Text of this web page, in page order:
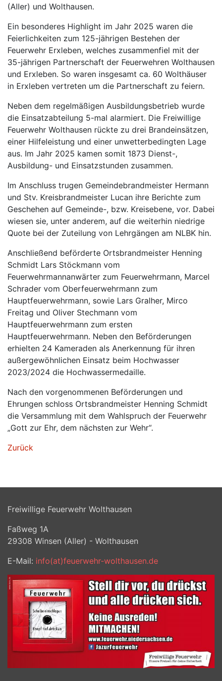
(Aller) und Wolthausen.
Ein besonderes Highlight im Jahr 2025 waren die
Feierlichkeiten zum 125-jährigen Bestehen der
Feuerwehr Erxleben, welches zusammenfiel mit der
35-jährigen Partnerschaft der Feuerwehren Wolthausen
und Erxleben. So waren insgesamt ca. 60 Wolthäuser
in Erxleben vertreten um die Partnerschaft zu feiern.
Neben dem regelmäßigen Ausbildungsbetrieb wurde
die Einsatzabteilung 5-mal alarmiert. Die Freiwillige
Feuerwehr Wolthausen rückte zu drei Brandeinsätzen,
einer Hilfeleistung und einer unwetterbedingten Lage
aus. Im Jahr 2025 kamen somit 1873 Dienst-,
Ausbildung- und Einsatzstunden zusammen.
Im Anschluss trugen Gemeindebrandmeister Hermann
und Stv. Kreisbrandmeister Lucan ihre Berichte zum
Geschehen auf Gemeinde-, bzw. Kreisebene, vor. Dabei
wiesen sie, unter anderem, auf die weiterhin niedrige
Quote bei der Zuteilung von Lehrgängen am NLBK hin.
Anschließend beförderte Ortsbrandmeister Henning
Schmidt Lars Stöckmann vom
Feuerwehrmannanwärter zum Feuerwehrmann, Marcel
Schrader vom Oberfeuerwehrmann zum
Hauptfeuerwehrmann, sowie Lars Gralher, Mirco
Freitag und Oliver Stechmann vom
Hauptfeuerwehrmann zum ersten
Hauptfeuerwehrmann. Neben den Beförderungen
erhielten 24 Kameraden als Anerkennung für ihren
außergewöhnlichen Einsatz beim Hochwasser
2023/2024 die Hochwassermedaille.
Nach den vorgenommenen Beförderungen und
Ehrungen schloss Ortsbrandmeister Henning Schmidt
die Versammlung mit dem Wahlspruch der Feuerwehr
„Gott zur Ehr, dem nächsten zur Wehr“.
Zurück
Freiwillige Feuerwehr Wolthausen
Faßweg 1A
29308 Winsen (Aller) - Wolthausen
E-Mail: info(at)feuerwehr-wolthausen.de